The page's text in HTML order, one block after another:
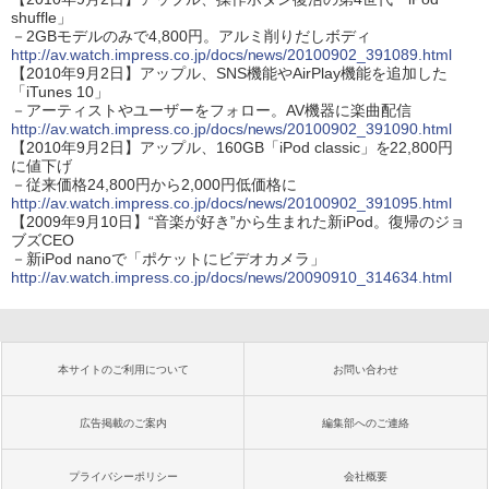
shuffle」
－2GBモデルのみで4,800円。アルミ削りだしボディ
http://av.watch.impress.co.jp/docs/news/20100902_391089.html
【2010年9月2日】アップル、SNS機能やAirPlay機能を追加した
「iTunes 10」
－アーティストやユーザーをフォロー。AV機器に楽曲配信
http://av.watch.impress.co.jp/docs/news/20100902_391090.html
【2010年9月2日】アップル、160GB「iPod classic」を22,800円
に値下げ
－従来価格24,800円から2,000円低価格に
http://av.watch.impress.co.jp/docs/news/20100902_391095.html
【2009年9月10日】“音楽が好き”から生まれた新iPod。復帰のジョ
ブズCEO
－新iPod nanoで「ポケットにビデオカメラ」
http://av.watch.impress.co.jp/docs/news/20090910_314634.html
本サイトのご利用について お問い合わせ
広告掲載のご案内 編集部へのご連絡
プライバシーポリシー 会社概要